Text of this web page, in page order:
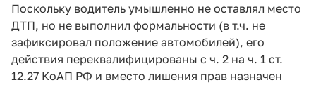
Поскольку водитель умышленно не оставлял место
ДТП, но не выполнил формальности (в т.ч. не
зафиксировал положение автомобилей), его
действия переквалифицированы с ч. 2 на ч. 1 ст.
12.27 КоАП РФ и вместо лишения прав назначен